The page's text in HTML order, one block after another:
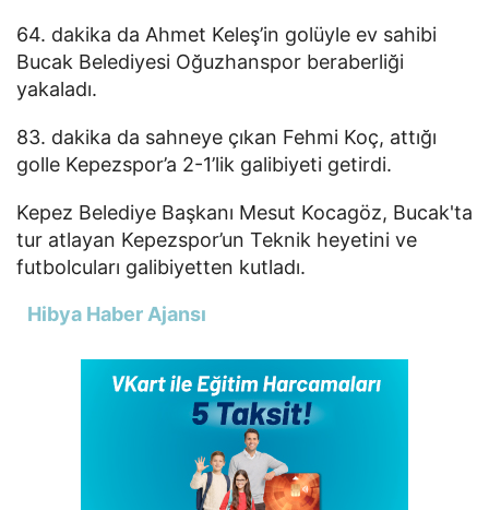
64. dakika da Ahmet Keleş’in golüyle ev sahibi
Bucak Belediyesi Oğuzhanspor beraberliği
yakaladı.
83. dakika da sahneye çıkan Fehmi Koç, attığı
golle Kepezspor’a 2-1’lik galibiyeti getirdi.
Kepez Belediye Başkanı Mesut Kocagöz, Bucak'ta
tur atlayan Kepezspor’un Teknik heyetini ve
futbolcuları galibiyetten kutladı.
Hibya Haber Ajansı